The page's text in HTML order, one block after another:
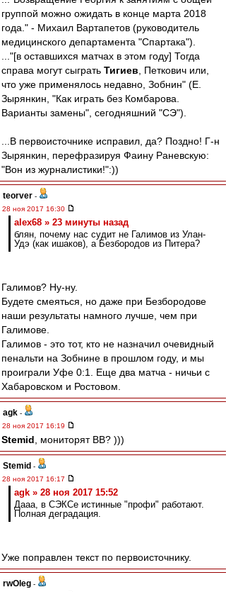
группой можно ожидать в конце марта 2018
года." - Михаил Вартапетов (руководитель
медицинского департамента "Спартака").
..."[в оставшихся матчах в этом году] Тогда
справа могут сыграть Тигиев , Петкович или,
что уже применялось недавно, Зобнин" (Е.
Зырянкин, "Как играть без Комбарова.
Варианты замены", сегодняшний "СЭ").
...В первоисточнике исправил, да? Поздно! Г-н
Зырянкин, перефразируя Фаину Раневскую:
"Вон из журналистики!":))
teorver -
28 ноя 2017 16:30
alex68 » 23 минуты назад
блян, почему нас судит не Галимов из Улан-
Удэ (как ишаков), а Безбородов из Питера?
Галимов? Ну-ну.
Будете смеяться, но даже при Безбородове
наши результаты намного лучше, чем при
Галимове.
Галимов - это тот, кто не назначил очевидный
пенальти на Зобнине в прошлом году, и мы
проиграли Уфе 0:1. Еще два матча - ничьи с
Хабаровском и Ростовом.
agk -
28 ноя 2017 16:19
Stemid , мониторят ВВ? )))
Stemid -
28 ноя 2017 16:17
agk » 28 ноя 2017 15:52
Дааа, в СЭКСе истинные "профи" работают.
Полная деградация.
Уже поправлен текст по первоисточнику.
rwOleg -